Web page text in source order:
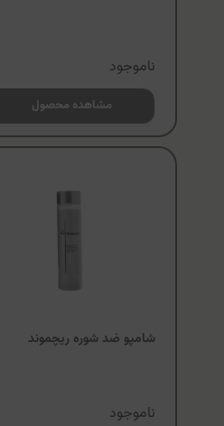
ناموجود
مشاهده محصول
شامپو ضد شوره ریچموند
ناموجود